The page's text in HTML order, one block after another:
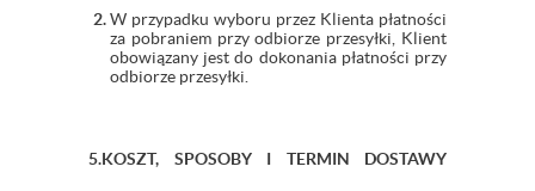
W przypadku wyboru przez Klienta płatności
za pobraniem przy odbiorze przesyłki, Klient
obowiązany jest do dokonania płatności przy
odbiorze przesyłki.
5.KOSZT, SPOSOBY I TERMIN DOSTAWY